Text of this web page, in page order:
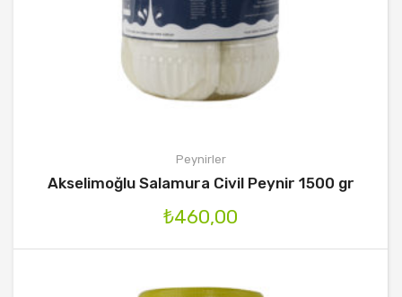
Peynirler
Akselimoğlu Salamura Civil Peynir 1500 gr
₺460,00